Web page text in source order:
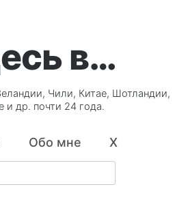
в…
Чили, Китае, Шотландии,
и др. почти 24 года.
Обо мне X